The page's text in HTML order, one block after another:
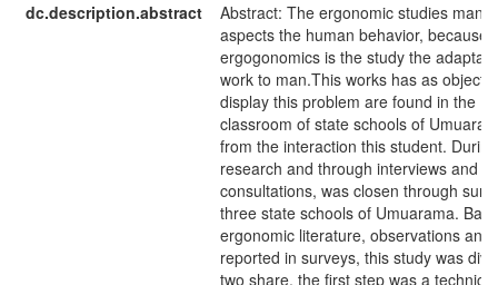
dc.description.abstract
Abstract: The ergonomic studies many
aspects the human behavior, because
ergogonomics is the study the
work to man.This works has as
display this problem are found in the
classroom of state schools of
from the interaction this student.
research and through interviews and
consultations, was closen through
three state schools of Umuarama.
ergonomic literature, observations and
reported in surveys, this study was
two share, the first step was a technical